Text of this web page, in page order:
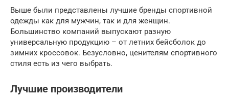
Выше были представлены лучшие бренды спортивной
одежды как для мужчин, так и для женщин.
Большинство компаний выпускают разную
универсальную продукцию – от летних бейсболок до
зимних кроссовок. Безусловно, ценителям спортивного
стиля есть из чего выбрать.
Лучшие производители